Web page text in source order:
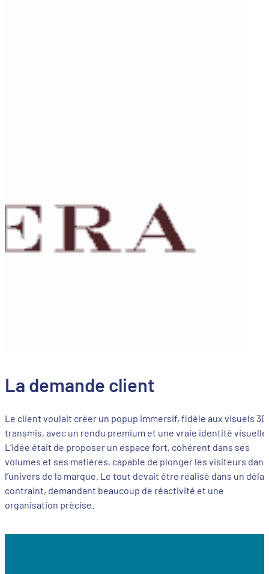
La demande client
Le client voulait créer un popup immersif, fidèle aux visuels 3D
transmis, avec un rendu premium et une vraie identité visuelle.
L’idée était de proposer un espace fort, cohérent dans ses
volumes et ses matières, capable de plonger les visiteurs dans
l’univers de la marque. Le tout devait être réalisé dans un délai
contraint, demandant beaucoup de réactivité et une
organisation précise.